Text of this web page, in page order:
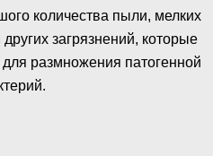
количества пыли, мелких
загрязнений, которые
размножения патогенной